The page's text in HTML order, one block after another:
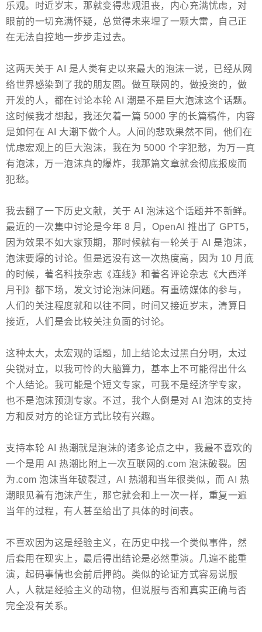
乐观。时近岁末，那就变得悲观沮丧，内心充满忧虑，对
眼前的一切充满怀疑，总觉得未来埋了一颗大雷，自己正
在无法自控地一步步走过去。
这两天关于 AI 是人类有史以来最大的泡沫一说，已经从网
络世界感染到了我的朋友圈。做互联网的，做投资的，做
开发的人，都在讨论本轮 AI 潮是不是巨大泡沫这个话题。
这时候我才想起，我还欠着一篇 5000 字的长篇稿件，内容
是如何在 AI 大潮下做个人。人间的悲欢果然不同，他们在
忧虑宏观上的巨大泡沫，我在为 5000 个字犯愁，为万一真
有泡沫，万一泡沫真的爆炸，我那篇文章就会彻底报废而
犯愁。
我去翻了一下历史文献，关于 AI 泡沫这个话题并不新鲜。
最近的一次集中讨论是今年 8 月，OpenAI 推出了 GPT5，
因为效果不如大家预期，那时候就有一轮关于 AI 是泡沫，
泡沫要爆的讨论。但是远没有这一次热度高，因为 10 月底
的时候，著名科技杂志《连线》和著名评论杂志《大西洋
月刊》都下场，发文讨论泡沫问题。有重磅媒体的参与，
人们的关注程度就和以往不同，时间又接近岁末，清算日
接近，人们是会比较关注负面的讨论。
这种太大，太宏观的话题，加上结论太过黑白分明，太过
尖锐对立，以我可怜的大脑算力，基本上不可能得出什么
个人结论。我可能是个短文专家，可我不是经济学专家，
也不是泡沫预测专家。不过，我个人倒是对 AI 泡沫的支持
方和反对方的论证方式比较有兴趣。
支持本轮 AI 热潮就是泡沫的诸多论点之中，我最不喜欢的
一个是用 AI 热潮比附上一次互联网的.com 泡沫破裂。因
为.com 泡沫当年破裂过，AI 热潮和当年很类似，而 AI 热
潮眼见着有泡沫产生，那它就会和上一次一样，重复一遍
当年的过程，有人甚至给出了具体的时间表。
不喜欢因为这是经验主义，在历史中找一个类似事件，然
后套用在现实上，最后得出结论是必然重演。几遍不能重
演，起码事情也会前后押韵。类似的论证方式容易说服
人，人就是经验主义的动物，但说服与否和真实正确与否
完全没有关系。